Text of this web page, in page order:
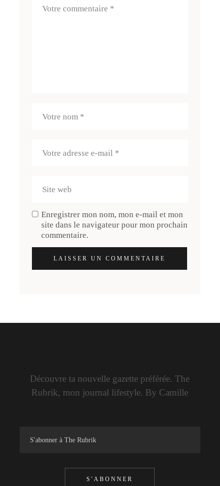
Enregistrer mon nom, mon e-mail et mon
site dans le navigateur pour mon prochain
commentaire.
LAISSER UN COMMENTAIRE
Découvre ta nouvelle gazette préférée. The
Rubrik, mon journal lifestyle. By Camille
S'ABONNER